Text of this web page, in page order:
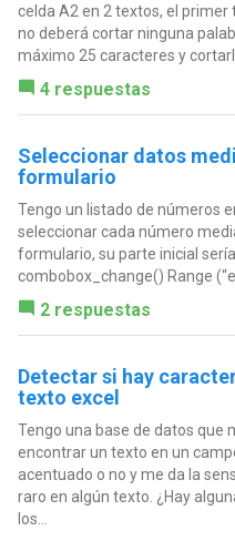
celda A2 en 2 textos, el primer
no deberá cortar ninguna
máximo 25 caracteres y
4 respuestas
Seleccionar datos
formulario
Tengo un listado de números
seleccionar cada número
formulario, su parte inicial
combobox_change() Range
2 respuestas
Detectar si hay
texto excel
Tengo una base de datos que
encontrar un texto en un
acentuado o no y me da la
raro en algún texto. ¿Hay
los...